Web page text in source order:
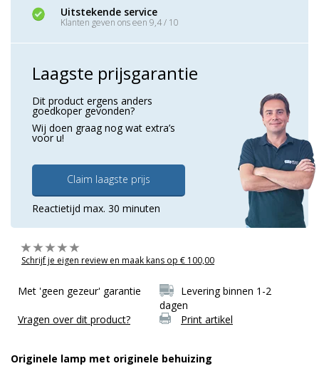
Uitstekende service
Klanten geven ons een 9,4 / 10
Laagste prijsgarantie
Dit product ergens anders
goedkoper gevonden?
Wij doen graag nog wat extra’s
voor u!
Claim laagste prijs
Reactietijd max. 30 minuten
Schrijf je eigen review en maak kans op € 100,00
Met 'geen gezeur' garantie
Levering binnen 1-2
dagen
Vragen over dit product?
Print artikel
Originele lamp met originele behuizing